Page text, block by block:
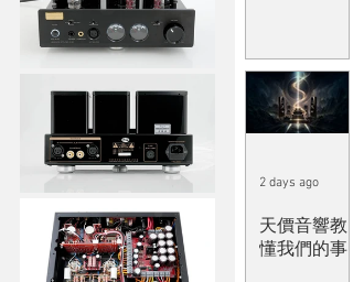
天價音響教
懂我們的事
2 days ago